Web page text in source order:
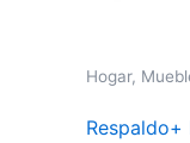
Hogar,
Respaldo+